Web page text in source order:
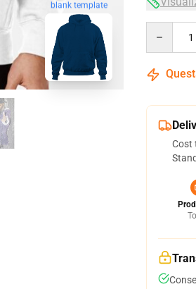
blank template
Cost